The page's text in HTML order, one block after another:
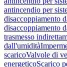
antincendio per
disaccoppiamento
disaccoppiamento
trasmesso
dall'umidità
scaricoValvole di
energeticoScarico